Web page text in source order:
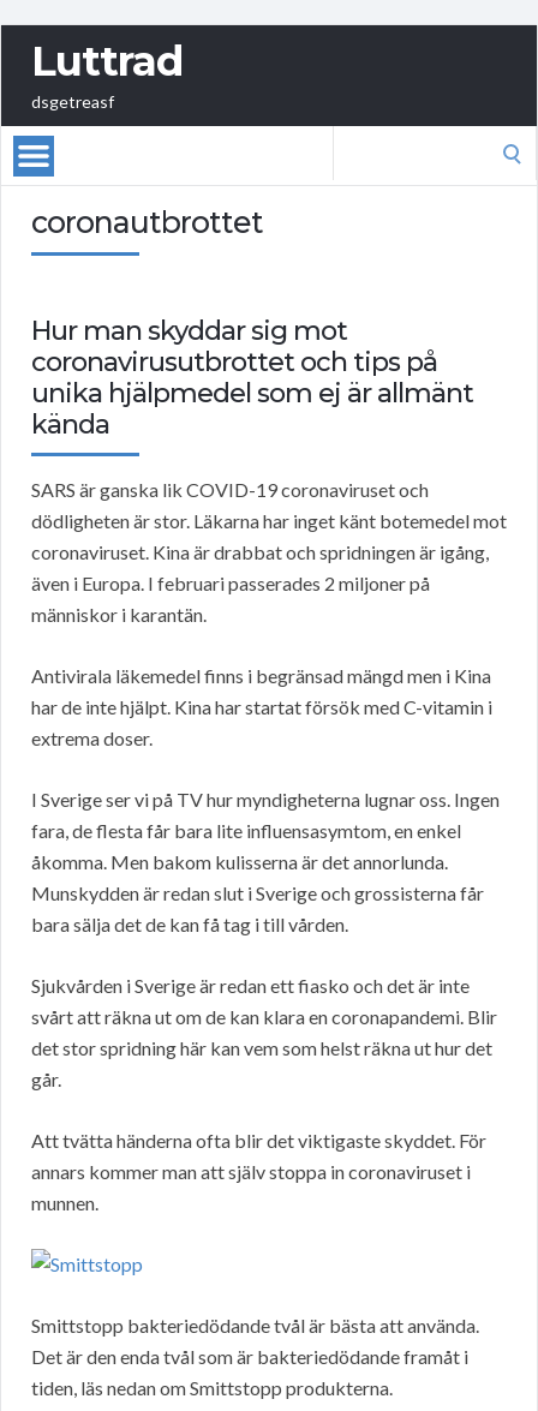
Luttrad
dsgetreasf
coronautbrottet
Hur man skyddar sig mot
coronavirusutbrottet och tips på
unika hjälpmedel som ej är allmänt
kända
SARS är ganska lik COVID-19 coronaviruset och
dödligheten är stor. Läkarna har inget känt botemedel mot
coronaviruset. Kina är drabbat och spridningen är igång,
även i Europa. I februari passerades 2 miljoner på
människor i karantän.
Antivirala läkemedel finns i begränsad mängd men i Kina
har de inte hjälpt. Kina har startat försök med C-vitamin i
extrema doser.
I Sverige ser vi på TV hur myndigheterna lugnar oss. Ingen
fara, de flesta får bara lite influensasymtom, en enkel
åkomma. Men bakom kulisserna är det annorlunda.
Munskydden är redan slut i Sverige och grossisterna får
bara sälja det de kan få tag i till vården.
Sjukvården i Sverige är redan ett fiasko och det är inte
svårt att räkna ut om de kan klara en coronapandemi. Blir
det stor spridning här kan vem som helst räkna ut hur det
går.
Att tvätta händerna ofta blir det viktigaste skyddet. För
annars kommer man att själv stoppa in coronaviruset i
munnen.
Smittstopp bakteriedödande tvål är bästa att använda.
Det är den enda tvål som är bakteriedödande framåt i
tiden, läs nedan om Smittstopp produkterna.